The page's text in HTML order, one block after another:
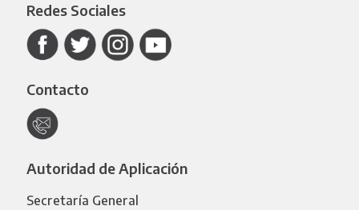
Redes Sociales
Contacto
Autoridad de Aplicación
Secretaría General